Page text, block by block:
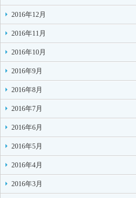
2016年12月
2016年11月
2016年10月
2016年9月
2016年8月
2016年7月
2016年6月
2016年5月
2016年4月
2016年3月